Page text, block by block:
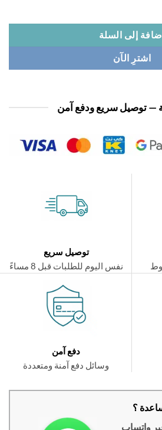
إلى السلة
الآن
سريع ودفع آمن
توصيل سريع
نفس اليوم للطلبات قبل 8 مساءً
دفع آمن
وسائل دفع آمنة ومتعددة
؟